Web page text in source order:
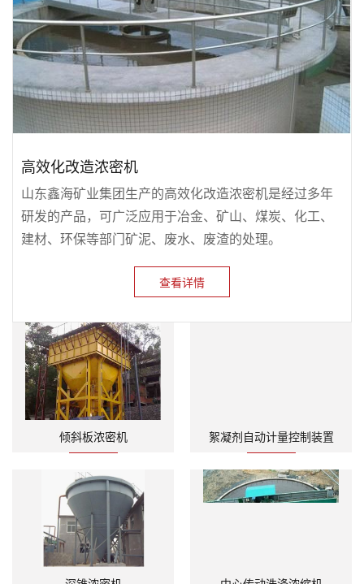
高效化改造浓密机
山东鑫海矿业集团生产的高效化改造浓密机是经过多年
研发的产品，可广泛应用于冶金、矿山、煤炭、化工、
建材、环保等部门矿泥、废水、废渣的处理。
查看详情
倾斜板浓密机 絮凝剂自动计量控制装置